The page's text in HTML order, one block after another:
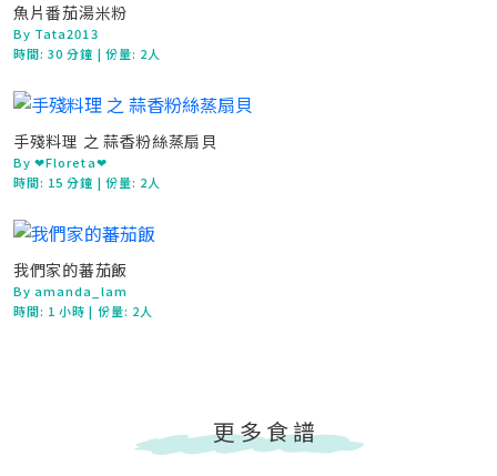
魚片番茄湯米粉
By Tata2013
時間:30 分鐘 | 份量: 2人
手殘料理 之 蒜香粉絲蒸扇貝
By ❤Floreta❤
時間: 15 分鐘 | 份量: 2人
我們家的蕃茄飯
By amanda_lam
時間: 1 小時| 份量: 2人
更多食譜